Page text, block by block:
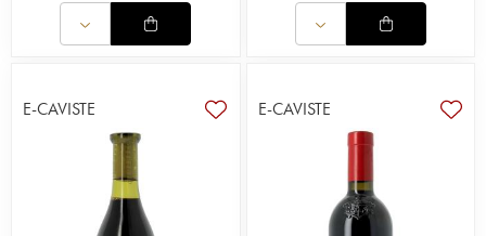
E-CAVISTE E-CAVISTE